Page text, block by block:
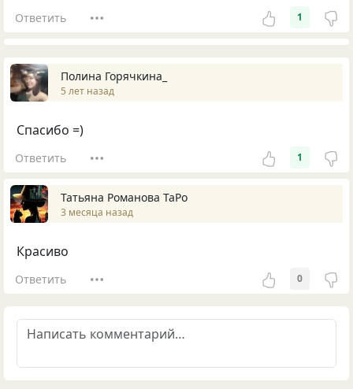
Ответить 1
Полина Горячкина_
5 лет назад
Спасибо =)
Ответить 1
Татьяна Романова ТаРо
3 месяца назад
Красиво
Ответить 0